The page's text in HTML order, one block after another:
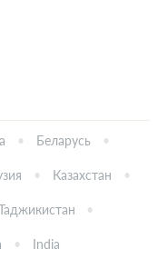
Беларусь
Казахстан
India